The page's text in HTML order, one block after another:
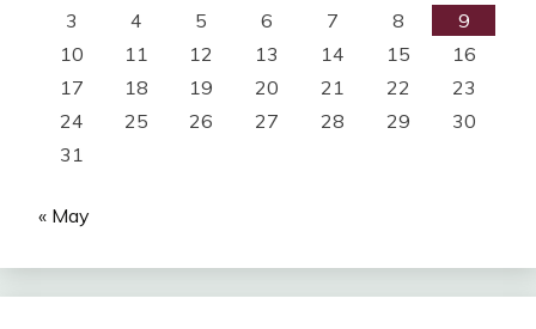
3
4 5 6 7 8
9
10
11 12 13 14 15
16
17
18 19 20 21 22
23
24
25 26 27 28 29
30
31
« May